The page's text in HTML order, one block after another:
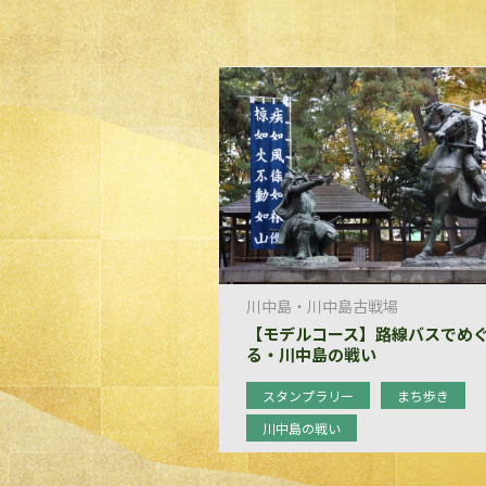
川中島・川中島古戦場
【モデルコース】路線バスでめ
る・川中島の戦い
スタンプラリー
まち歩き
川中島の戦い